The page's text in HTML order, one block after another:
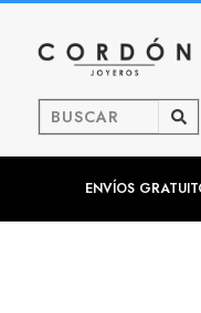
ENVÍOS